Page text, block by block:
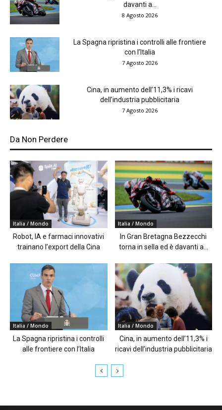
davanti a...
8 Agosto 2026
La Spagna ripristina i controlli alle frontiere
con l’Italia
7 Agosto 2026
Cina, in aumento dell’11,3% i ricavi
dell’industria pubblicitaria
7 Agosto 2026
Da Non Perdere
Italia / Mondo
Robot, IA e farmaci innovativi
trainano l’export della Cina
Italia / Mondo
In Gran Bretagna Bezzecchi
torna in sella ed è davanti a...
Italia / Mondo
La Spagna ripristina i controlli
alle frontiere con l’Italia
Italia / Mondo
Cina, in aumento dell’11,3% i
ricavi dell’industria pubblicitaria